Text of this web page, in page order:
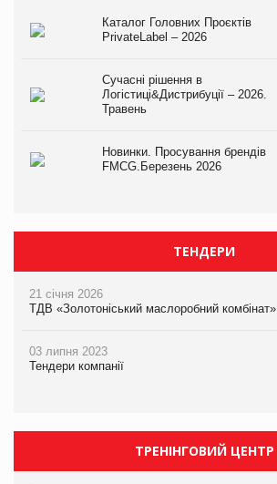
Каталог Головних Проєктів
PrivateLabel – 2026
Сучасні рішення в
Логістиці&Дистрибуції – 2026.
Травень
Новинки. Просування брендів
FMCG.Березень 2026
ТЕНДЕРИ
21 січня 2026
ТДВ «Золотоніський маслоробний комбінат»
03 липня 2023
Тендери компанії
ТРЕНІНГОВИЙ ЦЕНТР